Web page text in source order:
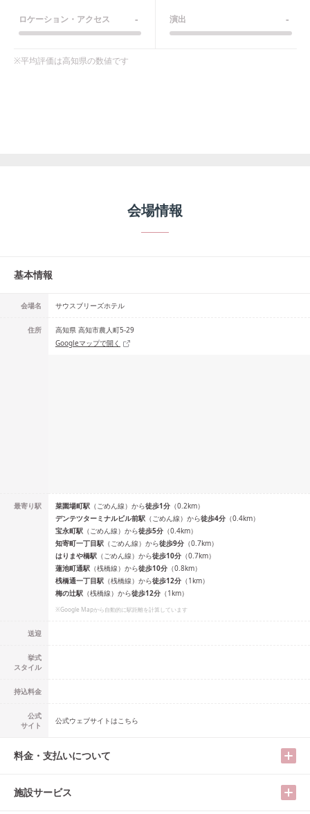
ロケーション・アクセス - 演出 -
※平均評価は高知県の数値です
会場情報
基本情報
会場名 サウスブリーズホテル
住所
高知県 高知市農人町5-29
Googleマップで開く
最寄り駅 菜園場町駅 （ごめん線） から徒歩1分 （0.2km）
デンテツターミナルビル前駅 （ごめん線） から徒歩4分 （0.4km）
宝永町駅 （ごめん線） から徒歩5分 （0.4km）
知寄町一丁目駅 （ごめん線） から徒歩9分 （0.7km）
はりまや橋駅 （ごめん線） から徒歩10分 （0.7km）
蓮池町通駅 （桟橋線） から徒歩10分 （0.8km）
桟橋通一丁目駅 （桟橋線） から徒歩12分 （1km）
梅の辻駅 （桟橋線） から徒歩12分 （1km）
※Google Mapから自動的に駅距離を計算しています
送迎
挙式
スタイル
持込料金
公式
サイト
公式ウェブサイトはこちら
料金・支払いについて
施設サービス